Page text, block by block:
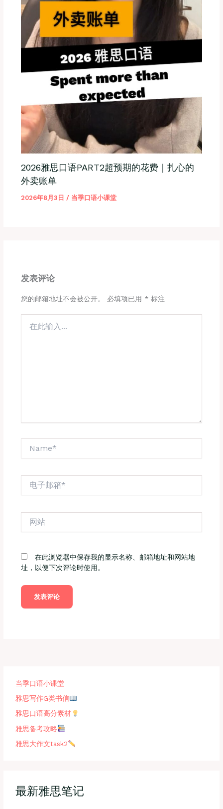
2026雅思口语PART2超预期的花费｜扎心的
外卖账单
2026年8月3日 / 当季口语小课堂
发表评论
您的邮箱地址不会被公开。 必填项已用 *标注
在此浏览器中保存我的显示名称、邮箱地址和网站地
址，以便下次评论时使用。
当季口语小课堂
雅思写作G类书信
雅思口语高分素材
雅思备考攻略
雅思大作文task2
最新雅思笔记